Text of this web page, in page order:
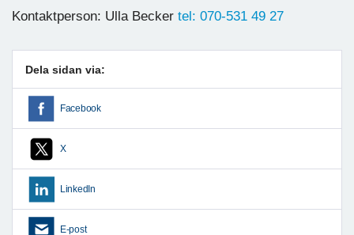
Kontaktperson: Ulla Becker tel: 070-531 49 27
Dela sidan via:
Facebook
X
LinkedIn
E-post